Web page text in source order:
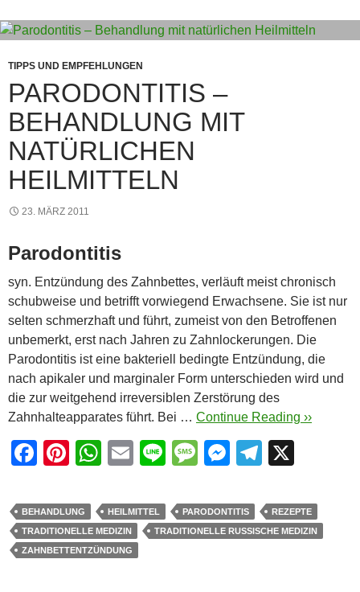
k
TIPPS UND EMPFEHLUNGEN
PARODONTITIS –
BEHANDLUNG MIT
NATÜRLICHEN
HEILMITTELN
23. MÄRZ 2011
Parodontitis
syn. Entzündung des Zahnbettes, verläuft meist chronisch
schubweise und betrifft vorwiegend Erwachsene. Sie ist nur
selten schmerzhaft und führt, zumeist von den Betroffenen
unbemerkt, erst nach Jahren zu Zahnlockerungen. Die
Parodontitis ist eine bakteriell bedingte Entzündung, die
nach apikaler und marginaler Form unterschieden wird und
die zur weitgehend irreversiblen Zerstörung des
Zahnhalteapparates führt. Bei … Continue Reading ››
F
c
e
b
Pi
er
e
st
W
at
s
A
E
ail
Li
e
M
ss
a
M
ss
e
T
e
gr
BEHANDLUNG HEILMITTEL PARODONTITIS
REZEPTE
TRADITIONELLE MEDIZIN
TRADITIONELLE RUSSISCHE MEDIZIN
ZAHNBETTENTZÜNDUNG